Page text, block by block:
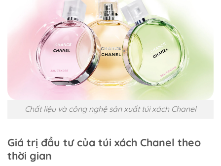
Chất liệu và công nghệ sản xuất túi xách Chanel
Giá trị đầu tư của túi xách Chanel theo
thời gian